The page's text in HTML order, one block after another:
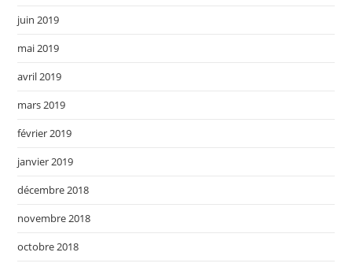
juin 2019
mai 2019
avril 2019
mars 2019
février 2019
janvier 2019
décembre 2018
novembre 2018
octobre 2018